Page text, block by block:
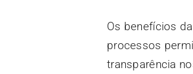
Os benefícios
processos
transparência